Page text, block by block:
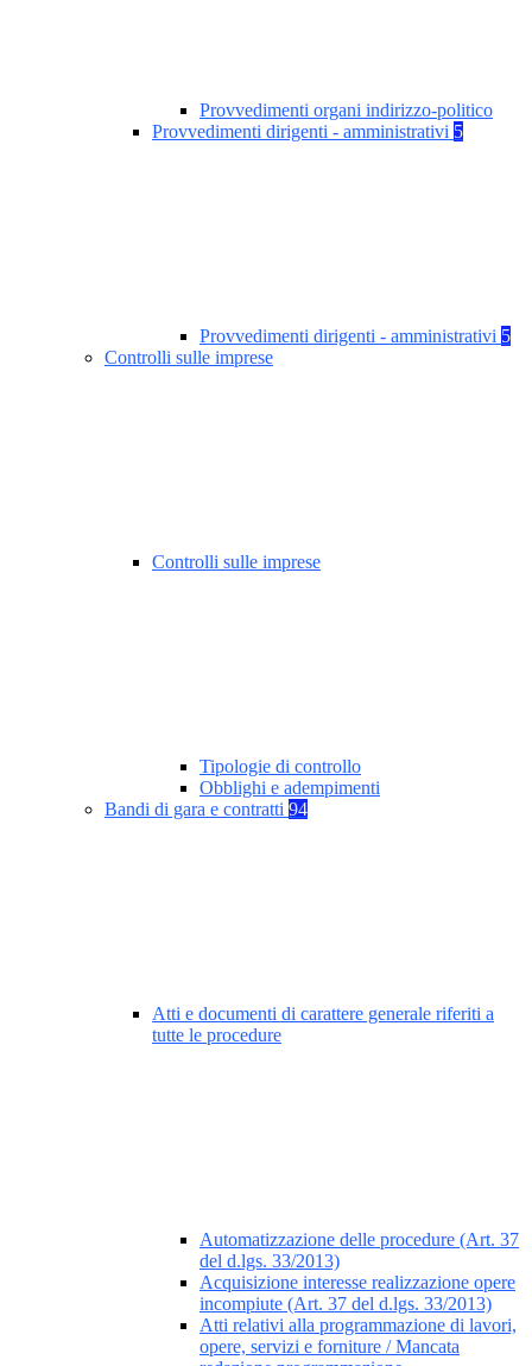
Provvedimenti organi indirizzo-politico
Provvedimenti dirigenti - amministrativi 5
Provvedimenti dirigenti - amministrativi 5
Controlli sulle imprese
Controlli sulle imprese
Tipologie di controllo
Obblighi e adempimenti
Bandi di gara e contratti 94
Atti e documenti di carattere generale riferiti a
tutte le procedure
Automatizzazione delle procedure (Art. 37
del d.lgs. 33/2013)
Acquisizione interesse realizzazione opere
incompiute (Art. 37 del d.lgs. 33/2013)
Atti relativi alla programmazione di lavori,
opere, servizi e forniture / Mancata